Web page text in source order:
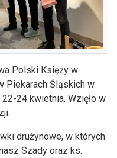
Polski Księży w
Piekarach Śląskich w
24 kwietnia. Wzięło w
drużynowe, w których
Szady oraz ks.